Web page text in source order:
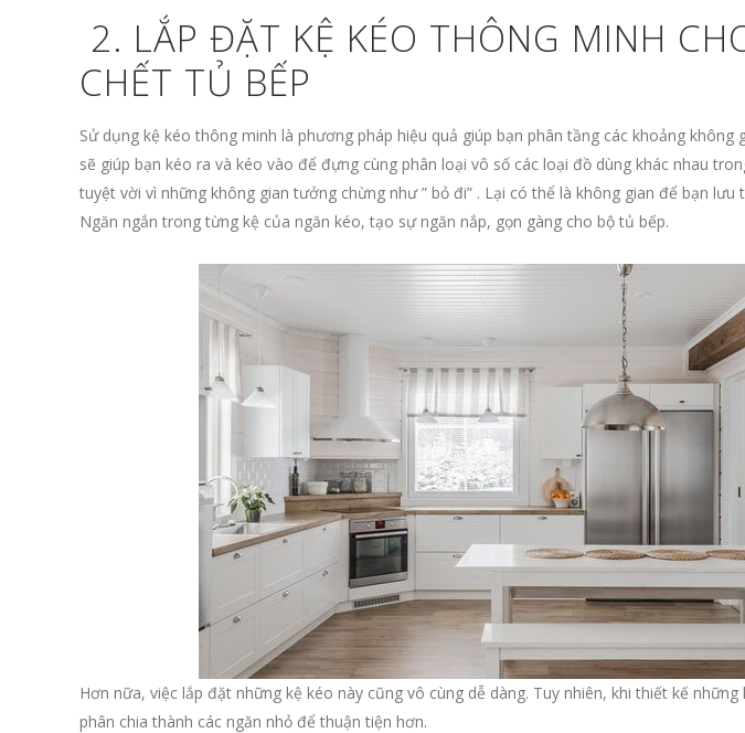
2. LẮP ĐẶT KỆ KÉO THÔNG MINH
CHẾT TỦ BẾP
Sử dụng kệ kéo thông minh là phương pháp hiệu quả giúp bạn phân tầng các khoảng không
sẽ giúp bạn kéo ra và kéo vào để đựng cùng phân loại vô số các loại đồ dùng khác nhau
tuyệt vời vì những không gian tưởng chừng như ” bỏ đi” . Lại có thể là không gian để bạn lưu
Ngăn ngắn trong từng kệ của ngăn kéo, tạo sự ngăn nắp, gọn gàng cho bộ tủ bếp.
Hơn nữa, việc lắp đặt những kệ kéo này cũng vô cùng dễ dàng. Tuy nhiên, khi thiết kế những
phân chia thành các ngăn nhỏ để thuận tiện hơn.